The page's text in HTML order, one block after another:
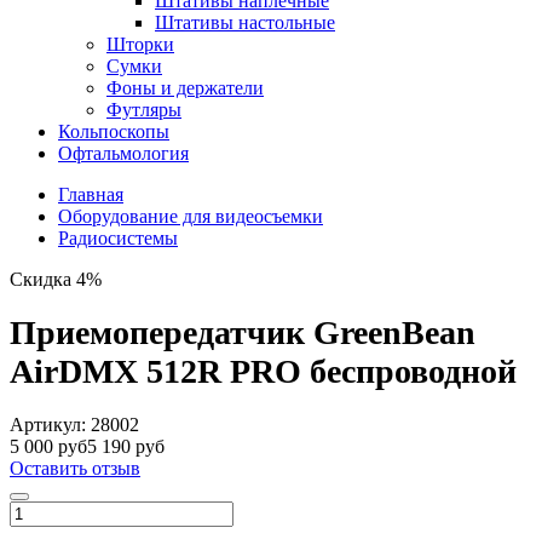
Штативы настольные
Шторки
Сумки
Фоны и держатели
Футляры
Кольпоскопы
Офтальмология
Главная
Оборудование для видеосъемки
Радиосистемы
Скидка 4%
Приемопередатчик GreenBean
AirDMX 512R PRO беспроводной
Артикул: 28002
5 000 руб5 190 руб
Оставить отзыв